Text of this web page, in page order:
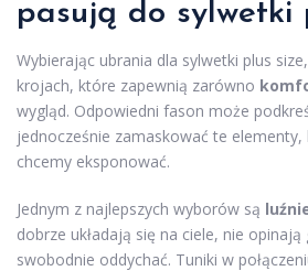
pasują do sylwetki
Wybierając ubrania dla sylwetki plus
krojach, które zapewnią zarówno
wygląd. Odpowiedni fason może
jednocześnie zamaskować te
chcemy eksponować.
Jednym z najlepszych wyborów są
dobrze układają się na ciele, nie
swobodnie oddychać. Tuniki w